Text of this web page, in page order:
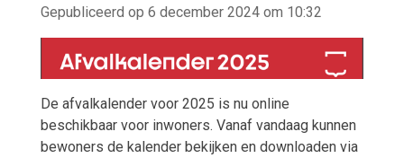
Gepubliceerd op 6 december 2024 om 10:32
De afvalkalender voor 2025 is nu online
beschikbaar voor inwoners. Vanaf vandaag kunnen
bewoners de kalender bekijken en downloaden via